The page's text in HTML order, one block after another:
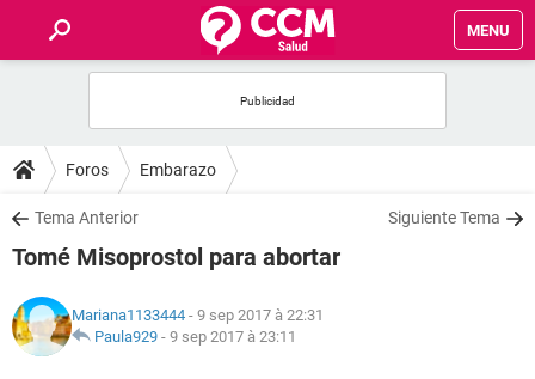
MENU
FORUMS
SALUD
NUTRICIÓN
Foros Embarazo
Tema Anterior Siguiente Tema
Tomé Misoprostol para abortar
Mariana1133444 - 9 sep 2017 à 22:31
Paula929 - 9 sep 2017 à 23:11